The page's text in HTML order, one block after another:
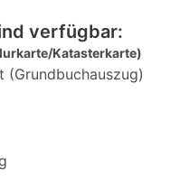
verfügbar:
Katasterkarte)
(Grundbuchauszug)